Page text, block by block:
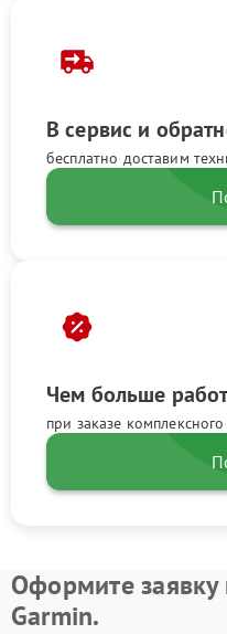
В сервис и
бесплатно доставим
Чем больше
при заказе
Оформите заявку
Garmin.